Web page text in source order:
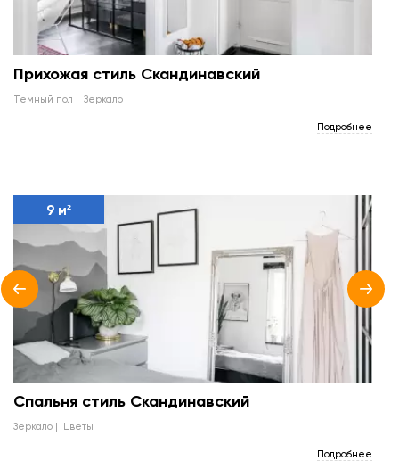
Прихожая стиль Скандинавский
темный пол зеркало
Подробнее
9 м²
Спальня стиль Скандинавский
зеркало цветы
Подробнее